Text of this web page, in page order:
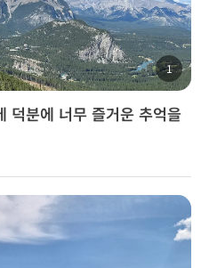
1
덕분에 너무 즐거운 추억을